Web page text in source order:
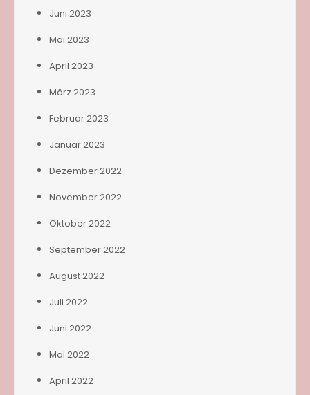
Juni 2023
Mai 2023
April 2023
März 2023
Februar 2023
Januar 2023
Dezember 2022
November 2022
Oktober 2022
September 2022
August 2022
Juli 2022
Juni 2022
Mai 2022
April 2022